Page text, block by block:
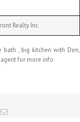
Realty Inc
, big kitchen with Den,
for more info